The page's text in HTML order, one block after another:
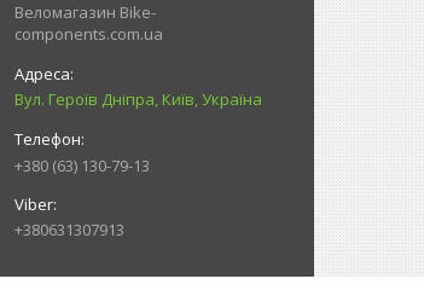
Веломагазин Bike-
components.com.ua
Вул. Героїв Дніпра, Київ, Україна
+380 (63) 130-79-13
+380631307913